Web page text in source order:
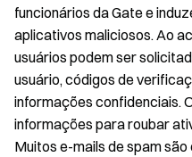
funcionários da Gate e
aplicativos maliciosos. Ao
usuários podem ser
usuário, códigos de
informações confidenciais.
informações para roubar
Muitos e-mails de spam